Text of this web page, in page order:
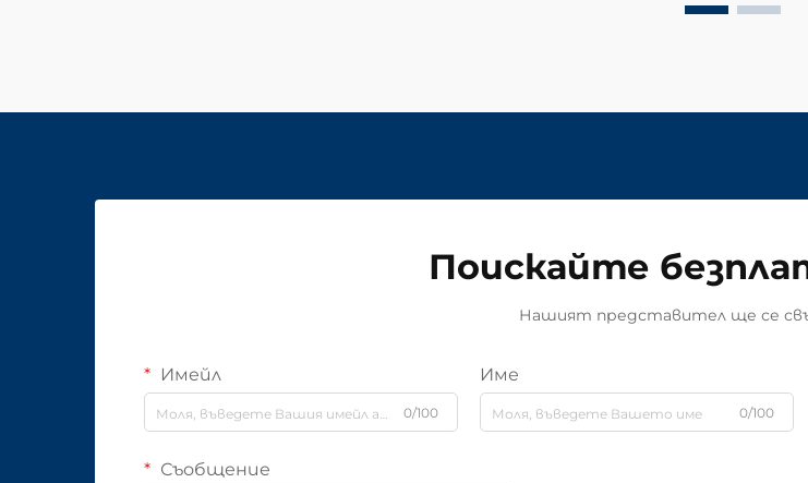
Поискайте
Нашият представител ще се
Имейл
0/100
Име
0/100
Съобщение